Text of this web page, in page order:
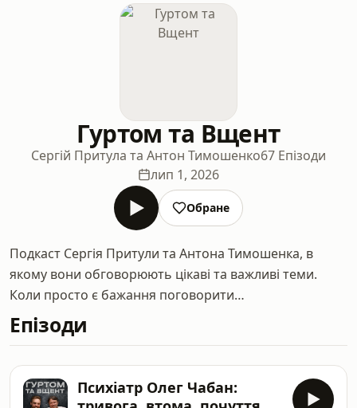
Гуртом та Вщент
Сергій Притула та Антон Тимошенко67 Епізоди
лип 1, 2026
Обране
Подкаст Сергія Притули та Антона Тимошенка, в
якому вони обговорюють цікаві та важливі теми.
Коли просто є бажання поговорити…
Епізоди
Психіатр Олег Чабан: